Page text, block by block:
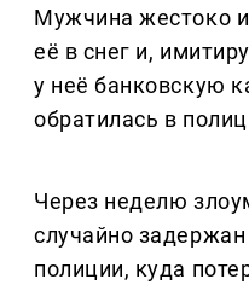
Мужчина жестоко
её в снег и,
у неё банковскую
обратилась в
Через неделю
случайно
полиции, куда